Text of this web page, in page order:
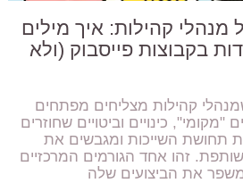
מנהלי קהילות: איך מילים
בקבוצות פייסבוק (ולא
קהילות מצליחים מפתחים
"מקומי", כינויים וביטויים שחוזרים
תחושת השייכות ומגבשים את
זהו אחד הגורמים המרכזיים
את הביצועים שלה